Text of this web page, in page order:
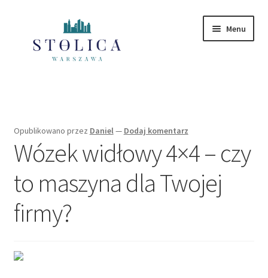
nawigacji
treści
Menu
Polityka Prywatności
Opublikowano przez Daniel — Dodaj komentarz
Wózek widłowy 4×4 – czy
to maszyna dla Twojej
firmy?